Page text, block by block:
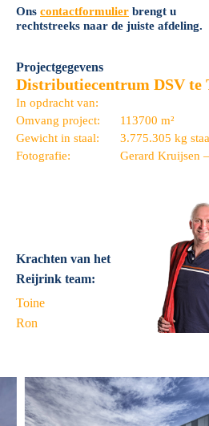
Ons contactformulier brengt u
rechtstreeks naar de juiste afdeling.
Projectgegevens
Distributiecentrum DSV te
In opdracht van:
Omvang project:
113700 m²
Gewicht in staal:
3.775.305 kg
Fotografie:
Gerard Kruijsen
Krachten van het
Reijrink team:
Toine
Ron